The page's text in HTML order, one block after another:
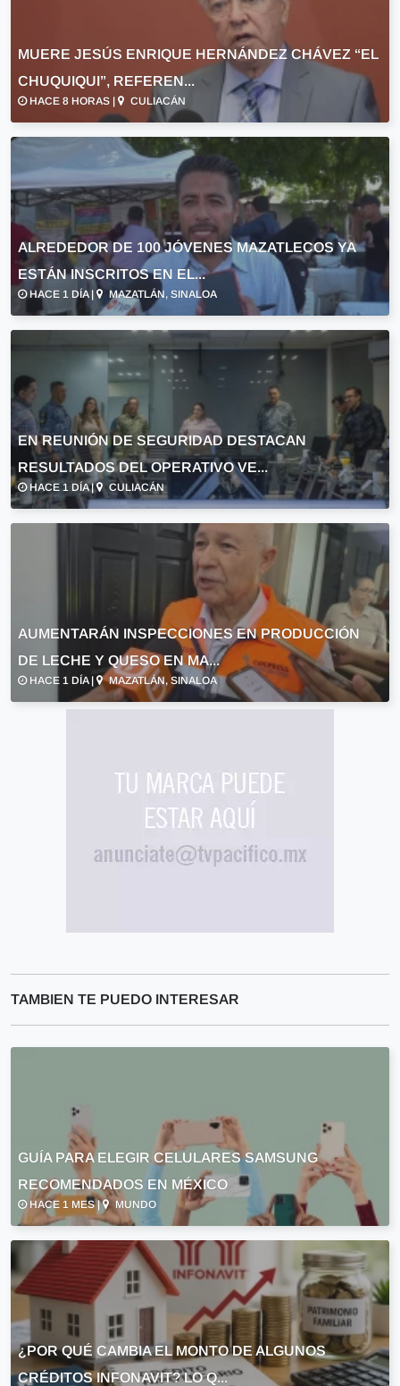
MUERE JESÚS ENRIQUE HERNÁNDEZ CHÁVEZ “EL
CHUQUIQUI”, REFEREN...
HACE 8 HORAS | CULIACÁN
ALREDEDOR DE 100 JÓVENES MAZATLECOS YA
ESTÁN INSCRITOS EN EL...
HACE 1 DÍA | MAZATLÁN, SINALOA
EN REUNIÓN DE SEGURIDAD DESTACAN
RESULTADOS DEL OPERATIVO VE...
HACE 1 DÍA | CULIACÁN
AUMENTARÁN INSPECCIONES EN PRODUCCIÓN
DE LECHE Y QUESO EN MA...
HACE 1 DÍA | MAZATLÁN, SINALOA
TAMBIEN TE PUEDO INTERESAR
GUÍA PARA ELEGIR CELULARES SAMSUNG
RECOMENDADOS EN MÉXICO
HACE 1 MES | MUNDO
¿POR QUÉ CAMBIA EL MONTO DE ALGUNOS
CRÉDITOS INFONAVIT? LO Q...